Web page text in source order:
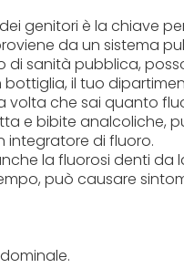
genitori è la chiave
da un sistema
di sanità pubblica,
bottiglia, il tuo
volta che sai quanto
e bibite analcoliche,
integratore di fluoro.
la fluorosi denti
può causare